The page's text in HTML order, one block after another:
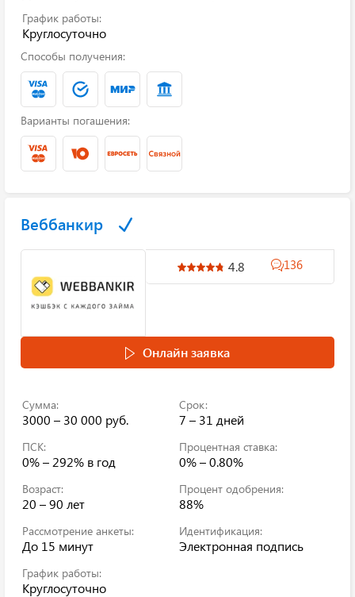
График работы:
Круглосуточно
Способы получения:
Варианты погашения:
Веббанкир
4.8 136
Онлайн заявка
Сумма:
3000 – 30 000 руб.
Срок:
7 – 31 дней
ПСК:
0% – 292% в год
Процентная ставка:
0% – 0.80%
Возраст:
20 – 90 лет
Процент одобрения:
88%
Рассмотрение анкеты:
До 15 минут
Идентификация:
Электронная подпись
График работы:
Круглосуточно